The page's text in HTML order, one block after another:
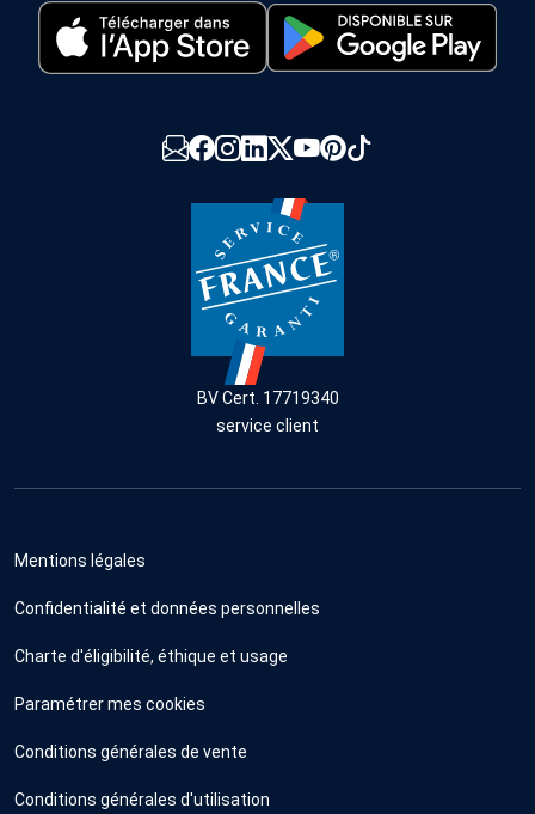
BV Cert. 17719340
service client
Mentions légales
Confidentialité et données personnelles
Charte d'éligibilité, éthique et usage
Paramétrer mes cookies
Conditions générales de vente
Conditions générales d'utilisation